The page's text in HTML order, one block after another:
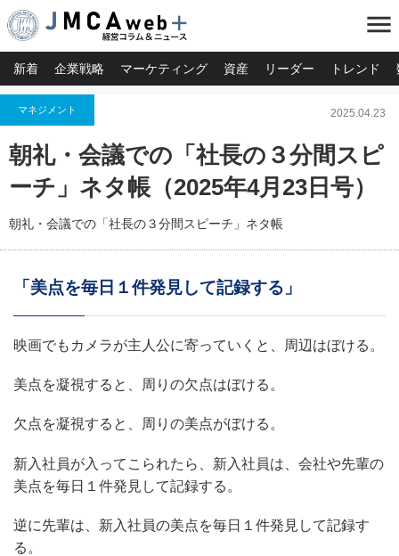
menu
新着 企業戦略 マーケティング 資産 リーダー トレンド
マネジメント 2025.04.23
朝礼・会議での「社長の３分間スピ
ーチ」ネタ帳（2025年4月23日号）
朝礼・会議での「社長の３分間スピーチ」ネタ帳
「美点を毎日１件発見して記録する」
映画でもカメラが主人公に寄っていくと、周辺はぼける。
美点を凝視すると、周りの欠点はぼける。
欠点を凝視すると、周りの美点がぼける。
新入社員が入ってこられたら、新入社員は、会社や先輩の
美点を毎日１件発見して記録する。
逆に先輩は、新入社員の美点を毎日１件発見して記録す
る。